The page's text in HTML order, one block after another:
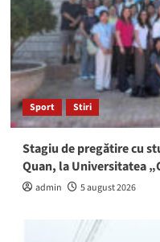
Sport Stiri
Stagiu de pregătire cu
Quan, la Universitatea
admin 5 august 2026